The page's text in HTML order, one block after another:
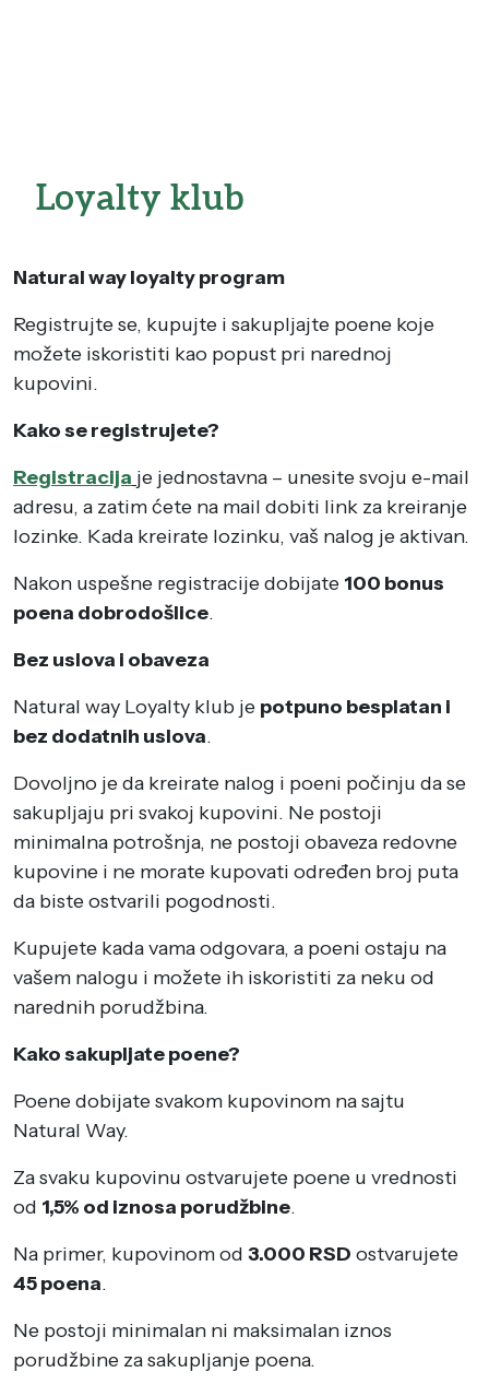
Loyalty klub
Natural way loyalty program
Registrujte se, kupujte i sakupljajte poene koje
možete iskoristiti kao popust pri narednoj
kupovini.
Kako se registrujete?
Registracija je jednostavna – unesite svoju e-mail
adresu, a zatim ćete na mail dobiti link za kreiranje
lozinke. Kada kreirate lozinku, vaš nalog je aktivan.
Nakon uspešne registracije dobijate 100 bonus
poena dobrodošlice.
Bez uslova i obaveza
Natural way Loyalty klub je potpuno besplatan i
bez dodatnih uslova.
Dovoljno je da kreirate nalog i poeni počinju da se
sakupljaju pri svakoj kupovini. Ne postoji
minimalna potrošnja, ne postoji obaveza redovne
kupovine i ne morate kupovati određen broj puta
da biste ostvarili pogodnosti.
Kupujete kada vama odgovara, a poeni ostaju na
vašem nalogu i možete ih iskoristiti za neku od
narednih porudžbina.
Kako sakupljate poene?
Poene dobijate svakom kupovinom na sajtu
Natural Way.
Za svaku kupovinu ostvarujete poene u vrednosti
od 1,5% od iznosa porudžbine.
Na primer, kupovinom od 3.000 RSD ostvarujete
45 poena.
Ne postoji minimalan ni maksimalan iznos
porudžbine za sakupljanje poena.